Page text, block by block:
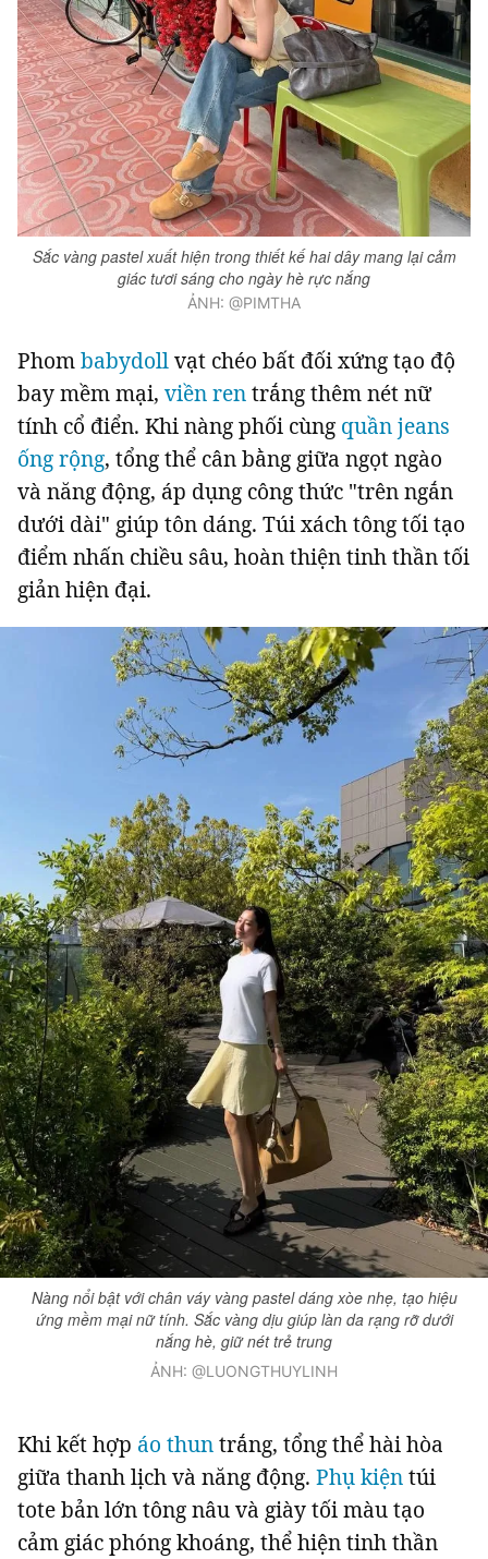
Sắc vàng pastel xuất hiện trong thiết kế hai dây mang lại cảm
giác tươi sáng cho ngày hè rực nắng
ẢNH: @PIMTHA
Phombabydollvạt chéo bất đối xứng tạo độ
bay mềm mại, viền rentrắng thêm nét nữ
tính cổ điển. Khi nàng phối cùng quần jeans
ống rộng, tổng thể cân bằng giữa ngọt ngào
và năng động, áp dụng công thức "trên ngắn
dưới dài" giúp tôn dáng. Túi xách tông tối tạo
điểm nhấn chiều sâu, hoàn thiện tinh thần tối
giản hiện đại.
Nàng nổi bật với chân váy vàng pastel dáng xòe nhẹ, tạo hiệu
ứng mềm mại nữ tính. Sắc vàng dịu giúp làn da rạng rỡ dưới
nắng hè, giữ nét trẻ trung
ẢNH: @LUONGTHUYLINH
Khi kết hợp áo thuntrắng, tổng thể hài hòa
giữa thanh lịch và năng động. Phụ kiệntúi
tote bản lớn tông nâu và giày tối màu tạo
cảm giác phóng khoáng, thể hiện tinh thần